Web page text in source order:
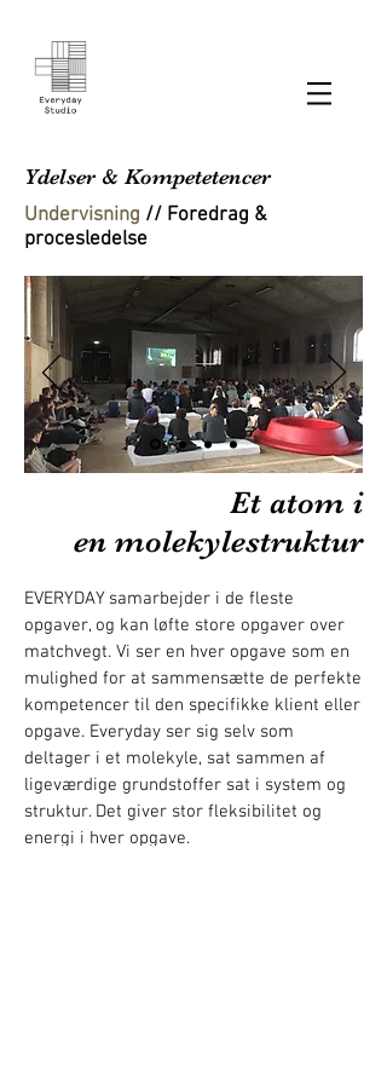
Ydelser & Kompetetencer
Undervisning // Foredrag &
procesledelse
Et atom i
en molekylestruktur
EVERYDAY samarbejder i de fleste
opgaver, og kan løfte store opgaver over
matchvegt. Vi ser en hver opgave som en
mulighed for at sammensætte de perfekte
kompetencer til den specifikke klient eller
opgave. Everyday ser sig selv som
deltager i et molekyle, sat sammen af
ligeværdige grundstoffer sat i system og
struktur. Det giver stor fleksibilitet og
energi i hver opgave.